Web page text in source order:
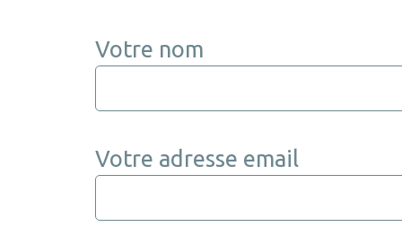
Votre nom
Votre adresse email